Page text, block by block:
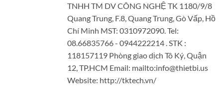
TNHH TM DV CÔNG NGHỆ TK 1180/9/8
Quang Trung, F.8, Quang Trung, Gò Vấp, Hồ
Chí Minh MST: 0310972090. Tel:
08.66835766 - 0944222214 . STK :
118157119 Phòng giao dịch Tô Ký, Quận
12, TP.HCM Email: mailto:info@thietbi.us
Website: http://tktech.vn/